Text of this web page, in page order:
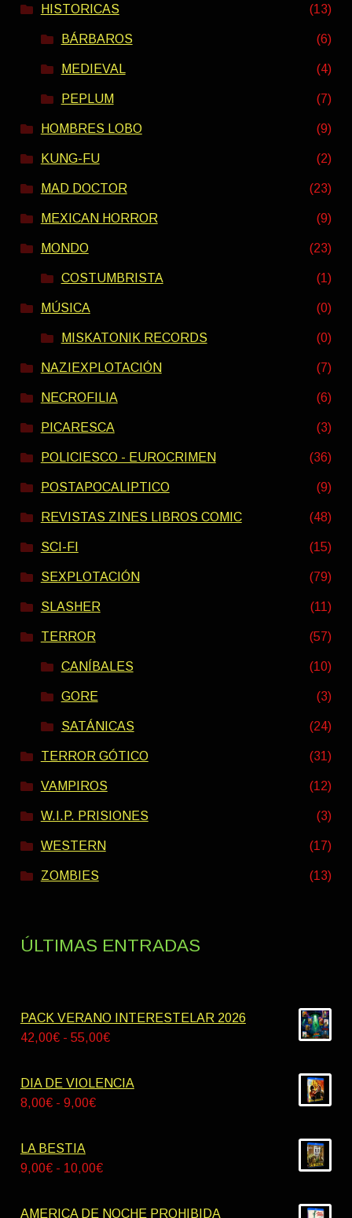
HISTORICAS (13)
BÁRBAROS (6)
MEDIEVAL (4)
PEPLUM (7)
HOMBRES LOBO (9)
KUNG-FU (2)
MAD DOCTOR (23)
MEXICAN HORROR (9)
MONDO (23)
COSTUMBRISTA (1)
MÚSICA (0)
MISKATONIK RECORDS (0)
NAZIEXPLOTACIÓN (7)
NECROFILIA (6)
PICARESCA (3)
POLICIESCO - EUROCRIMEN (36)
POSTAPOCALIPTICO (9)
REVISTAS ZINES LIBROS COMIC (48)
SCI-FI (15)
SEXPLOTACIÓN (79)
SLASHER (11)
TERROR (57)
CANÍBALES (10)
GORE (3)
SATÁNICAS (24)
TERROR GÓTICO (31)
VAMPIROS (12)
W.I.P. PRISIONES (3)
WESTERN (17)
ZOMBIES (13)
ÚLTIMAS ENTRADAS
PACK VERANO INTERESTELAR 2026
42,00€ - 55,00€Rango
precios:
DIA DE VIOLENCIA
8,00€ - 9,00€Rango
desde
LA BESTIA
9,00€ - 10,00€Rango
precios:
AMERICA DE NOCHE PROHIBIDA